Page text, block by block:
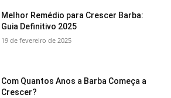
Melhor Remédio para Crescer Barba:
Guia Definitivo 2025
19 de fevereiro de 2025
Com Quantos Anos a Barba Começa a
Crescer?